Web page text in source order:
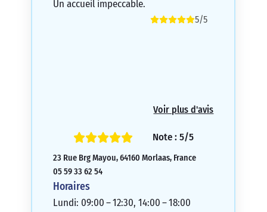
Un accueil impeccable.
5/5
Voir plus d'avis
Note : 5/5
23 Rue Brg Mayou, 64160 Morlaas, France
05 59 33 62 54
Horaires
Lundi: 09:00 – 12:30, 14:00 – 18:00